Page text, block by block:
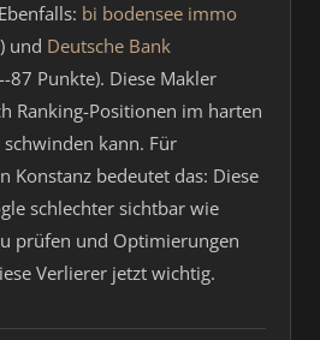
bi bodensee immo
und Deutsche Bank
87 Punkte). Diese Makler
Ranking-Positionen im harten
kann. Für
Konstanz bedeutet das: Diese
schlechter sichtbar wie
prüfen und Optimierungen
Verlierer jetzt wichtig.